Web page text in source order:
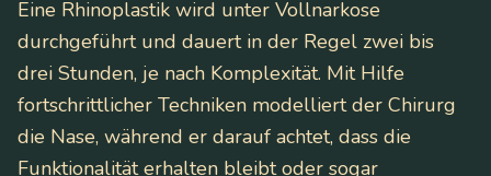
Eine Rhinoplastik wird unter Vollnarkose
durchgeführt und dauert in der Regel zwei bis
drei Stunden, je nach Komplexität. Mit Hilfe
fortschrittlicher Techniken modelliert der Chirurg
die Nase, während er darauf achtet, dass die
Funktionalität erhalten bleibt oder sogar